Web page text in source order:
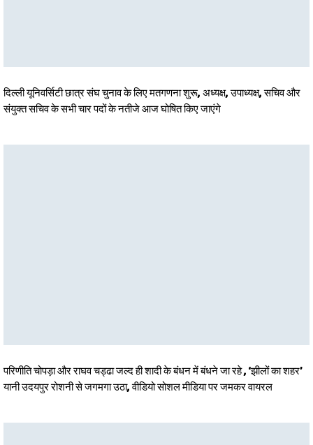
दिल्ली यूनिवर्सिटी छात्र संघ चुनाव के लिए मतगणना शुरू, अध्यक्ष, उपाध्यक्ष, सचिव और
संयुक्त सचिव के सभी चार पदों के नतीजे आज घोषित किए जाएंगे
परिणीति चोपड़ा और राघव चड्ढा जल्द ही शादी के बंधन में बंधने जा रहे , ‘झीलों का शहर’
यानी उदयपुर रोशनी से जगमगा उठा, वीडियो सोशल मीडिया पर जमकर वायरल